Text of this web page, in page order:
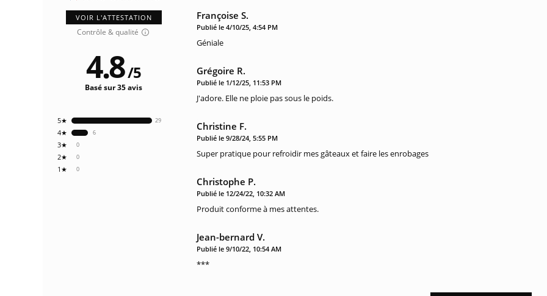
VOIR L'ATTESTATION
Contrôle & qualité
0
1★
0
2★
0
3★
6
4★
29
5★
4.8/5
Basé sur 35 avis
Françoise S.
Publié le 4/10/25, 4:54 PM
Géniale
Grégoire R.
Publié le 1/12/25, 11:53 PM
J'adore. Elle ne ploie pas sous le poids.
Christine F.
Publié le 9/28/24, 5:55 PM
Super pratique pour refroidir mes gâteaux et faire les enrobages
Christophe P.
Publié le 12/24/22, 10:32 AM
Produit conforme à mes attentes.
Jean-bernard V.
Publié le 9/10/22, 10:54 AM
***